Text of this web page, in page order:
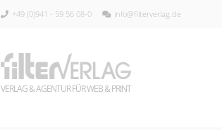
+49 (0)941 - 59 56 08-0 info@filterverlag.de
VERLAG & AGENTUR FÜR WEB & PRINT